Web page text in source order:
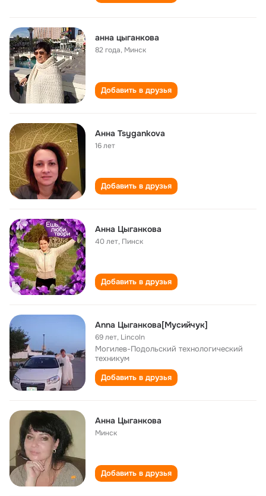
анна цыганкова
82 года, Минск
Добавить в друзья
Анна Tsygankova
16 лет
Добавить в друзья
Анна Цыганкова
40 лет, Пинск
Добавить в друзья
Anna Цыганкова[Мусийчук]
69 лет, Lincoln
Могилев-Подольский технологический
техникум
Добавить в друзья
Анна Цыганкова
Минск
Добавить в друзья